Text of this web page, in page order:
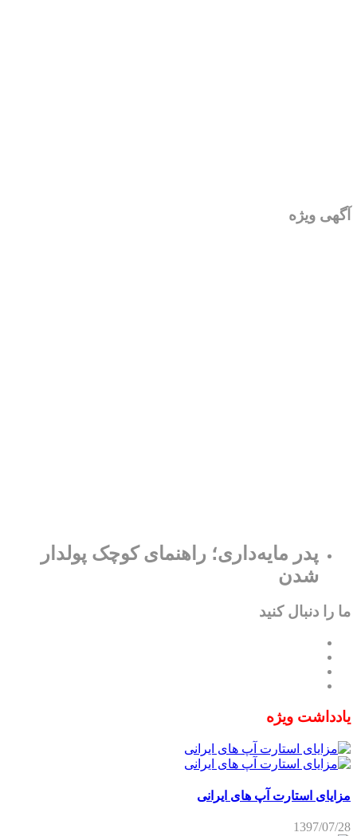
آگهی ویژه
پدر مایه‌داری؛ راهنمای کوچک پولدار
شدن
ما را دنبال کنید
یادداشت ویژه
مزایای استارت آپ های ایرانی
1397/07/28